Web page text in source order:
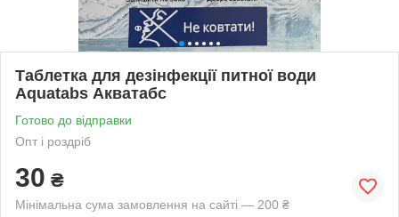
Таблетка для дезінфекції питної води
Aquatabs Акватабс
Готово до відправки
Опт і роздріб
30 ₴
Мінімальна сума замовлення на сайті — 200 ₴